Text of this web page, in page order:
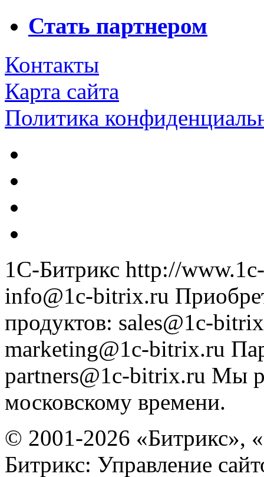
Стать партнером
Контакты
Карта сайта
Политика
1С-Битрикс http://
info@1c-bitrix.ru
продуктов: sales@1c-
marketing@1c-bitrix.ru
partners@1c-bitrix.ru Мы
московскому времени.
© 2001-2026 «Битрикс»,
Битрикс: Управление